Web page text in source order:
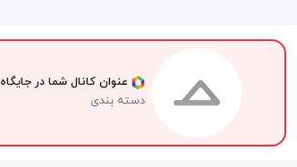
عنوان کانال شما در جایگاه VIP
دسته بندی